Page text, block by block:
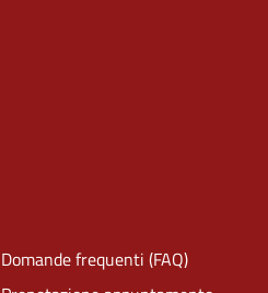
Domande frequenti (FAQ)